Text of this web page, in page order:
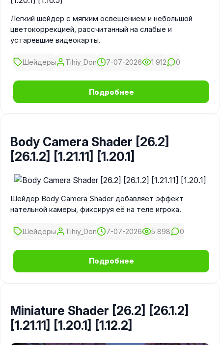
Лёгкий шейдер с мягким освещением и небольшой
цветокоррекцией, рассчитанный на слабые и
устаревшие видеокарты.
Шейдеры Tihiy_Don 7-07-2026 1 912 0
Подробнее
Body Camera Shader [26.2]
[26.1.2] [1.21.11] [1.20.1]
Шейдер Body Camera Shader добавляет эффект
нательной камеры, фиксируя её на теле игрока.
Шейдеры Tihiy_Don 7-07-2026 5 898 0
Подробнее
Miniature Shader [26.2] [26.1.2]
[1.21.11] [1.20.1] [1.12.2]